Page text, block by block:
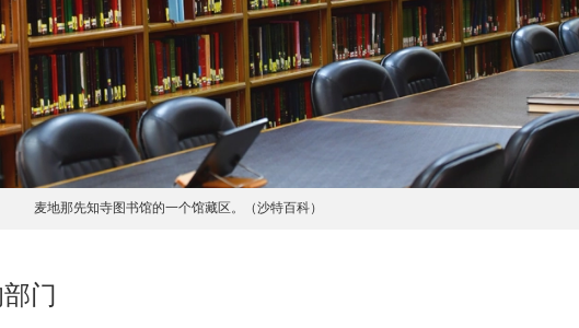
麦地那先知寺图书馆的一个馆藏区。（沙特百科）
门